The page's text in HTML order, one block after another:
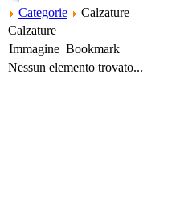
Categorie
Calzature
Calzature
Immagine Bookmark
Nessun elemento trovato...